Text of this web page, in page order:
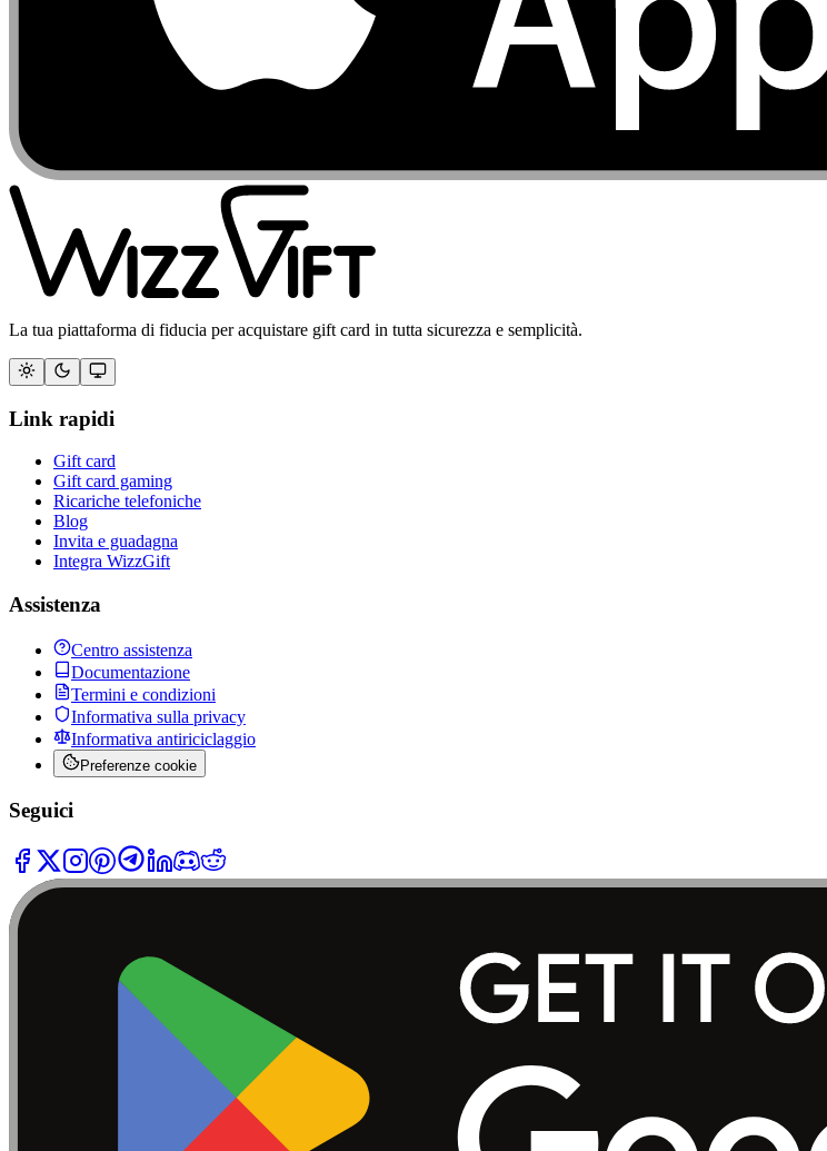
La tua piattaforma di fiducia per acquistare gift card in tutta sicurezza e semplicità.
Link rapidi
Gift card
Gift card gaming
Ricariche telefoniche
Blog
Invita e guadagna
Integra WizzGift
Assistenza
Centro assistenza
Documentazione
Termini e condizioni
Informativa sulla privacy
Informativa antiriciclaggio
Preferenze cookie
Seguici